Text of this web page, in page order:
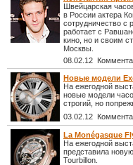
Швейцарская
в России актера
сотрудничество с
работает с
кино, но и своим
Москвы.
08.02.12
Новые модели
На ежегодной
новые модели
строгий, но
03.02.12
La Monégasque
На ежегодной
представила
Tourbillon.